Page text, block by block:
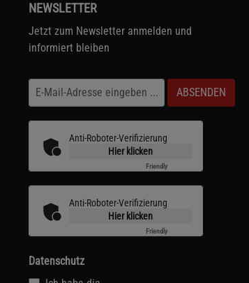
NEWSLETTER
Jetzt zum Newsletter anmelden und
informiert bleiben
ABSENDEN
Anti-Roboter-Verifizierung
Hier klicken
Friendly
Anti-Roboter-Verifizierung
Hier klicken
Friendly
Datenschutz